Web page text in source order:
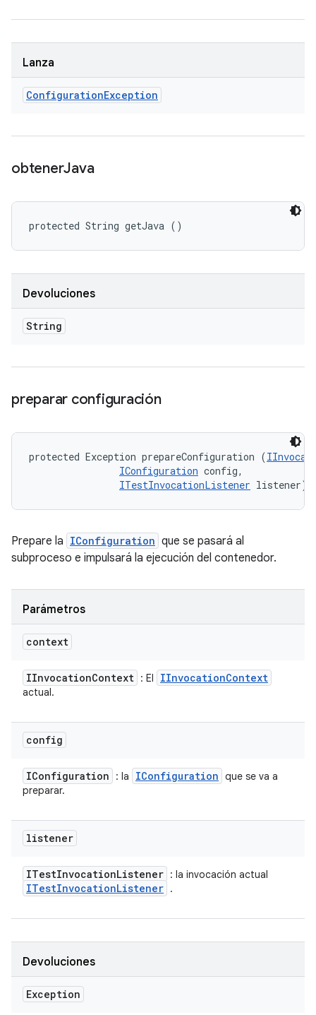
Lanza
ConfigurationException
obtenerJava
protected String getJava ()
Devoluciones
String
preparar configuración
protected Exception prepareConfiguration (
IConfiguration config,
ITestInvocationListener listener)
Prepare la IConfiguration que se pasará al
subproceso e impulsará la ejecución del contenedor.
Parámetros
context
IInvocationContext : El IInvocationContext
actual.
config
IConfiguration : la IConfiguration que se va a
preparar.
listener
ITestInvocationListener : la invocación actual
ITestInvocationListener .
Devoluciones
Exception